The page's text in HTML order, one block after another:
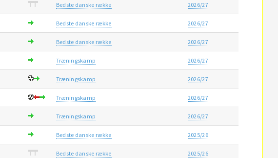
Bedste danske række 2026/27
Bedste danske række 2026/27
Bedste danske række 2026/27
Træningskamp 2026/27
Træningskamp 2026/27
Træningskamp 2026/27
Træningskamp 2026/27
Bedste danske række 2025/26
Bedste danske række 2025/26